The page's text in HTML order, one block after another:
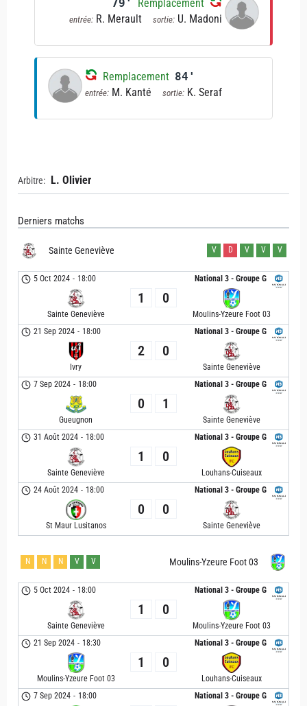
79' Remplacement
entrée: R. Merault sortie: U. Madoni
Remplacement 84'
entrée: M. Kanté sortie: K. Seraf
Arbitre: L. Olivier
Derniers matchs
Sainte Geneviève V D V V V
National 3 - Groupe G
5 Oct 2024 - 18:00
Sainte Geneviève
1 0
Moulins-Yzeure Foot 03
National 3 - Groupe G
21 Sep 2024 - 18:00
Ivry
2 0
Sainte Geneviève
National 3 - Groupe G
7 Sep 2024 - 18:00
Gueugnon
0 1
Sainte Geneviève
National 3 - Groupe G
31 Août 2024 - 18:00
Sainte Geneviève
1 0
Louhans-Cuiseaux
National 3 - Groupe G
24 Août 2024 - 18:00
St Maur Lusitanos
0 0
Sainte Geneviève
Moulins-Yzeure Foot 03
N N N V V
National 3 - Groupe G
5 Oct 2024 - 18:00
Sainte Geneviève
1 0
Moulins-Yzeure Foot 03
National 3 - Groupe G
21 Sep 2024 - 18:30
Moulins-Yzeure Foot 03
1 0
Louhans-Cuiseaux
National 3 - Groupe G
7 Sep 2024 - 18:00